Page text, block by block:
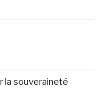
la souveraineté